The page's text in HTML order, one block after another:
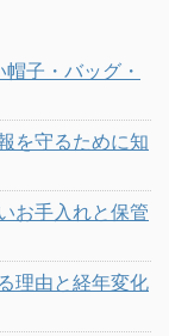
子・バッグ・
を守るために知
お手入れと保管
理由と経年変化